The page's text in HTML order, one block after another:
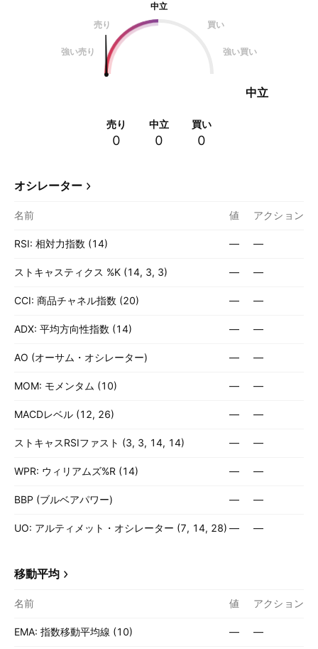
中立
売り
買い
強い売り 強い買い
中立
売り
0
中立
0
買い
0
オシレーター
名前 値 アクション
RSI: 相対力指数 (14) — —
ストキャスティクス %K (14, 3, 3) — —
CCI: 商品チャネル指数 (20) — —
ADX: 平均方向性指数 (14) — —
AO (オーサム・オシレーター) — —
MOM: モメンタム (10) — —
MACDレベル (12, 26) — —
ストキャスRSIファスト (3, 3, 14, 14) — —
WPR: ウィリアムズ%R (14) — —
BBP (ブルベアパワー) — —
UO: アルティメット・オシレーター (7, 14, 28) — —
移動平均
名前 値 アクション
EMA: 指数移動平均線 (10) — —